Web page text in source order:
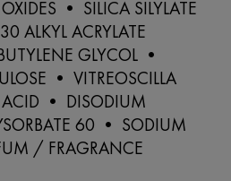
• SILICA SILYLATE
ALKYL ACRYLATE
GLYCOL •
• VITREOSCILLA
• DISODIUM
60 • SODIUM
/ FRAGRANCE​